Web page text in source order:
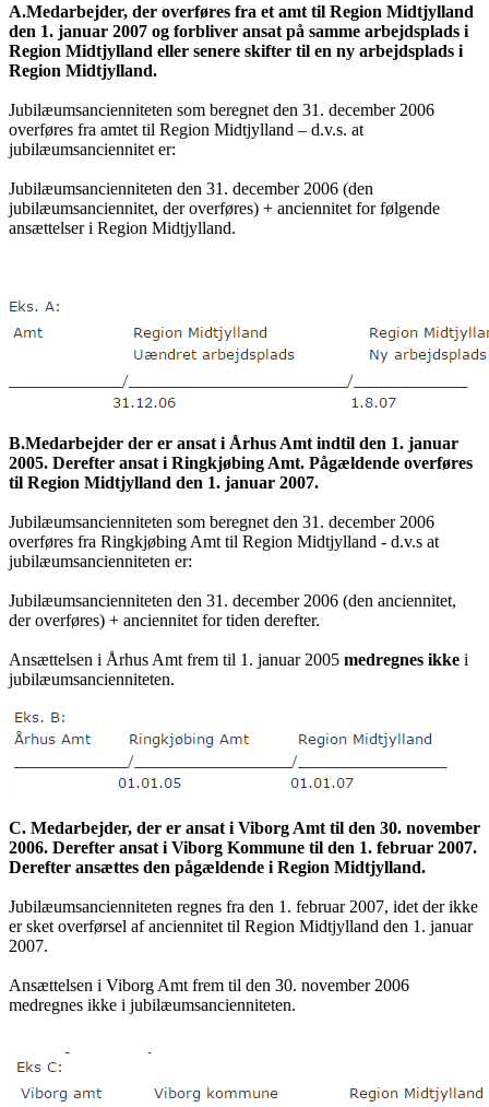
A.Medarbejder, der overføres fra et amt til Region Midtjylland
den 1. januar 2007 og forbliver ansat på samme arbejdsplads i
Region Midtjylland eller senere skifter til en ny arbejdsplads i
Region Midtjylland.
Jubilæumsancienniteten som beregnet den 31. december 2006
overføres fra amtet til Region Midtjylland – d.v.s. at
jubilæumsanciennitet er:
Jubilæumsancienniteten den 31. december 2006 (den
jubilæumsanciennitet, der overføres) + anciennitet for følgende
ansættelser i Region Midtjylland.
B.Medarbejder der er ansat i Århus Amt indtil den 1. januar
2005. Derefter ansat i Ringkjøbing Amt. Pågældende overføres
til Region Midtjylland den 1. januar 2007.
Jubilæumsancienniteten som beregnet den 31. december 2006
overføres fra Ringkjøbing Amt til Region Midtjylland - d.v.s at
jubilæumsancienniteten er:
Jubilæumsancienniteten den 31. december 2006 (den anciennitet,
der overføres) + anciennitet for tiden derefter.
Ansættelsen i Århus Amt frem til 1. januar 2005 medregnes ikke i
jubilæumsancienniteten.
C. Medarbejder, der er ansat i Viborg Amt til den 30. november
2006. Derefter ansat i Viborg Kommune til den 1. februar 2007.
Derefter ansættes den pågældende i Region Midtjylland.
Jubilæumsancienniteten regnes fra den 1. februar 2007, idet der ikke
er sket overførsel af anciennitet til Region Midtjylland den 1. januar
2007.
Ansættelsen i Viborg Amt frem til den 30. november 2006
medregnes ikke i jubilæumsancienniteten.